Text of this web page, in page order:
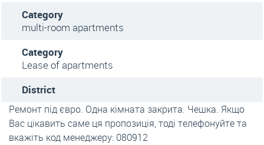
Category
multi-room apartments
Category
Lease of apartments
District
Ремонт під євро. Одна кімната закрита. Чешка. Якщо
Вас цікавить саме ця пропозиція, тоді телефонуйте та
вкажіть код менеджеру: 080912